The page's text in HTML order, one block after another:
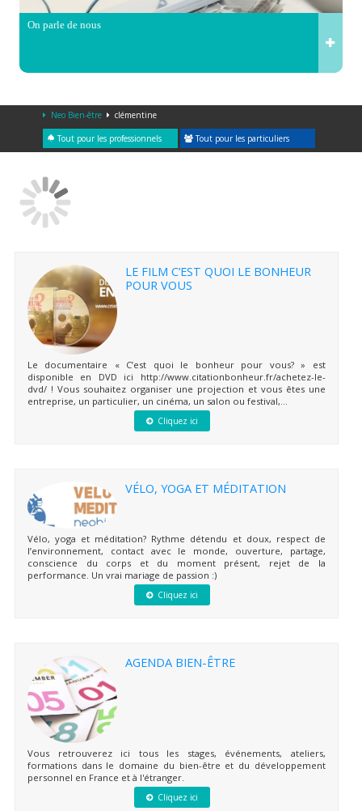
On parle de nous
Neo Bien-être clémentine
Tout pour les professionnels Tout pour les particuliers
LE FILM C’EST QUOI LE BONHEUR
POUR VOUS
Le documentaire « C’est quoi le bonheur pour vous? » est
disponible en DVD ici http://www.citationbonheur.fr/achetez-le-
dvd/ ! Vous souhaitez organiser une projection et vous êtes une
entreprise, un particulier, un cinéma, un salon ou festival,...
Cliquez ici
VÉLO, YOGA ET MÉDITATION
Vélo, yoga et méditation? Rythme détendu et doux, respect de
l’environnement, contact avec le monde, ouverture, partage,
conscience du corps et du moment présent, rejet de la
performance. Un vrai mariage de passion :)
Cliquez ici
AGENDA BIEN-ÊTRE
Vous retrouverez ici tous les stages, événements, ateliers,
formations dans le domaine du bien-être et du développement
personnel en France et à l'étranger.
Cliquez ici